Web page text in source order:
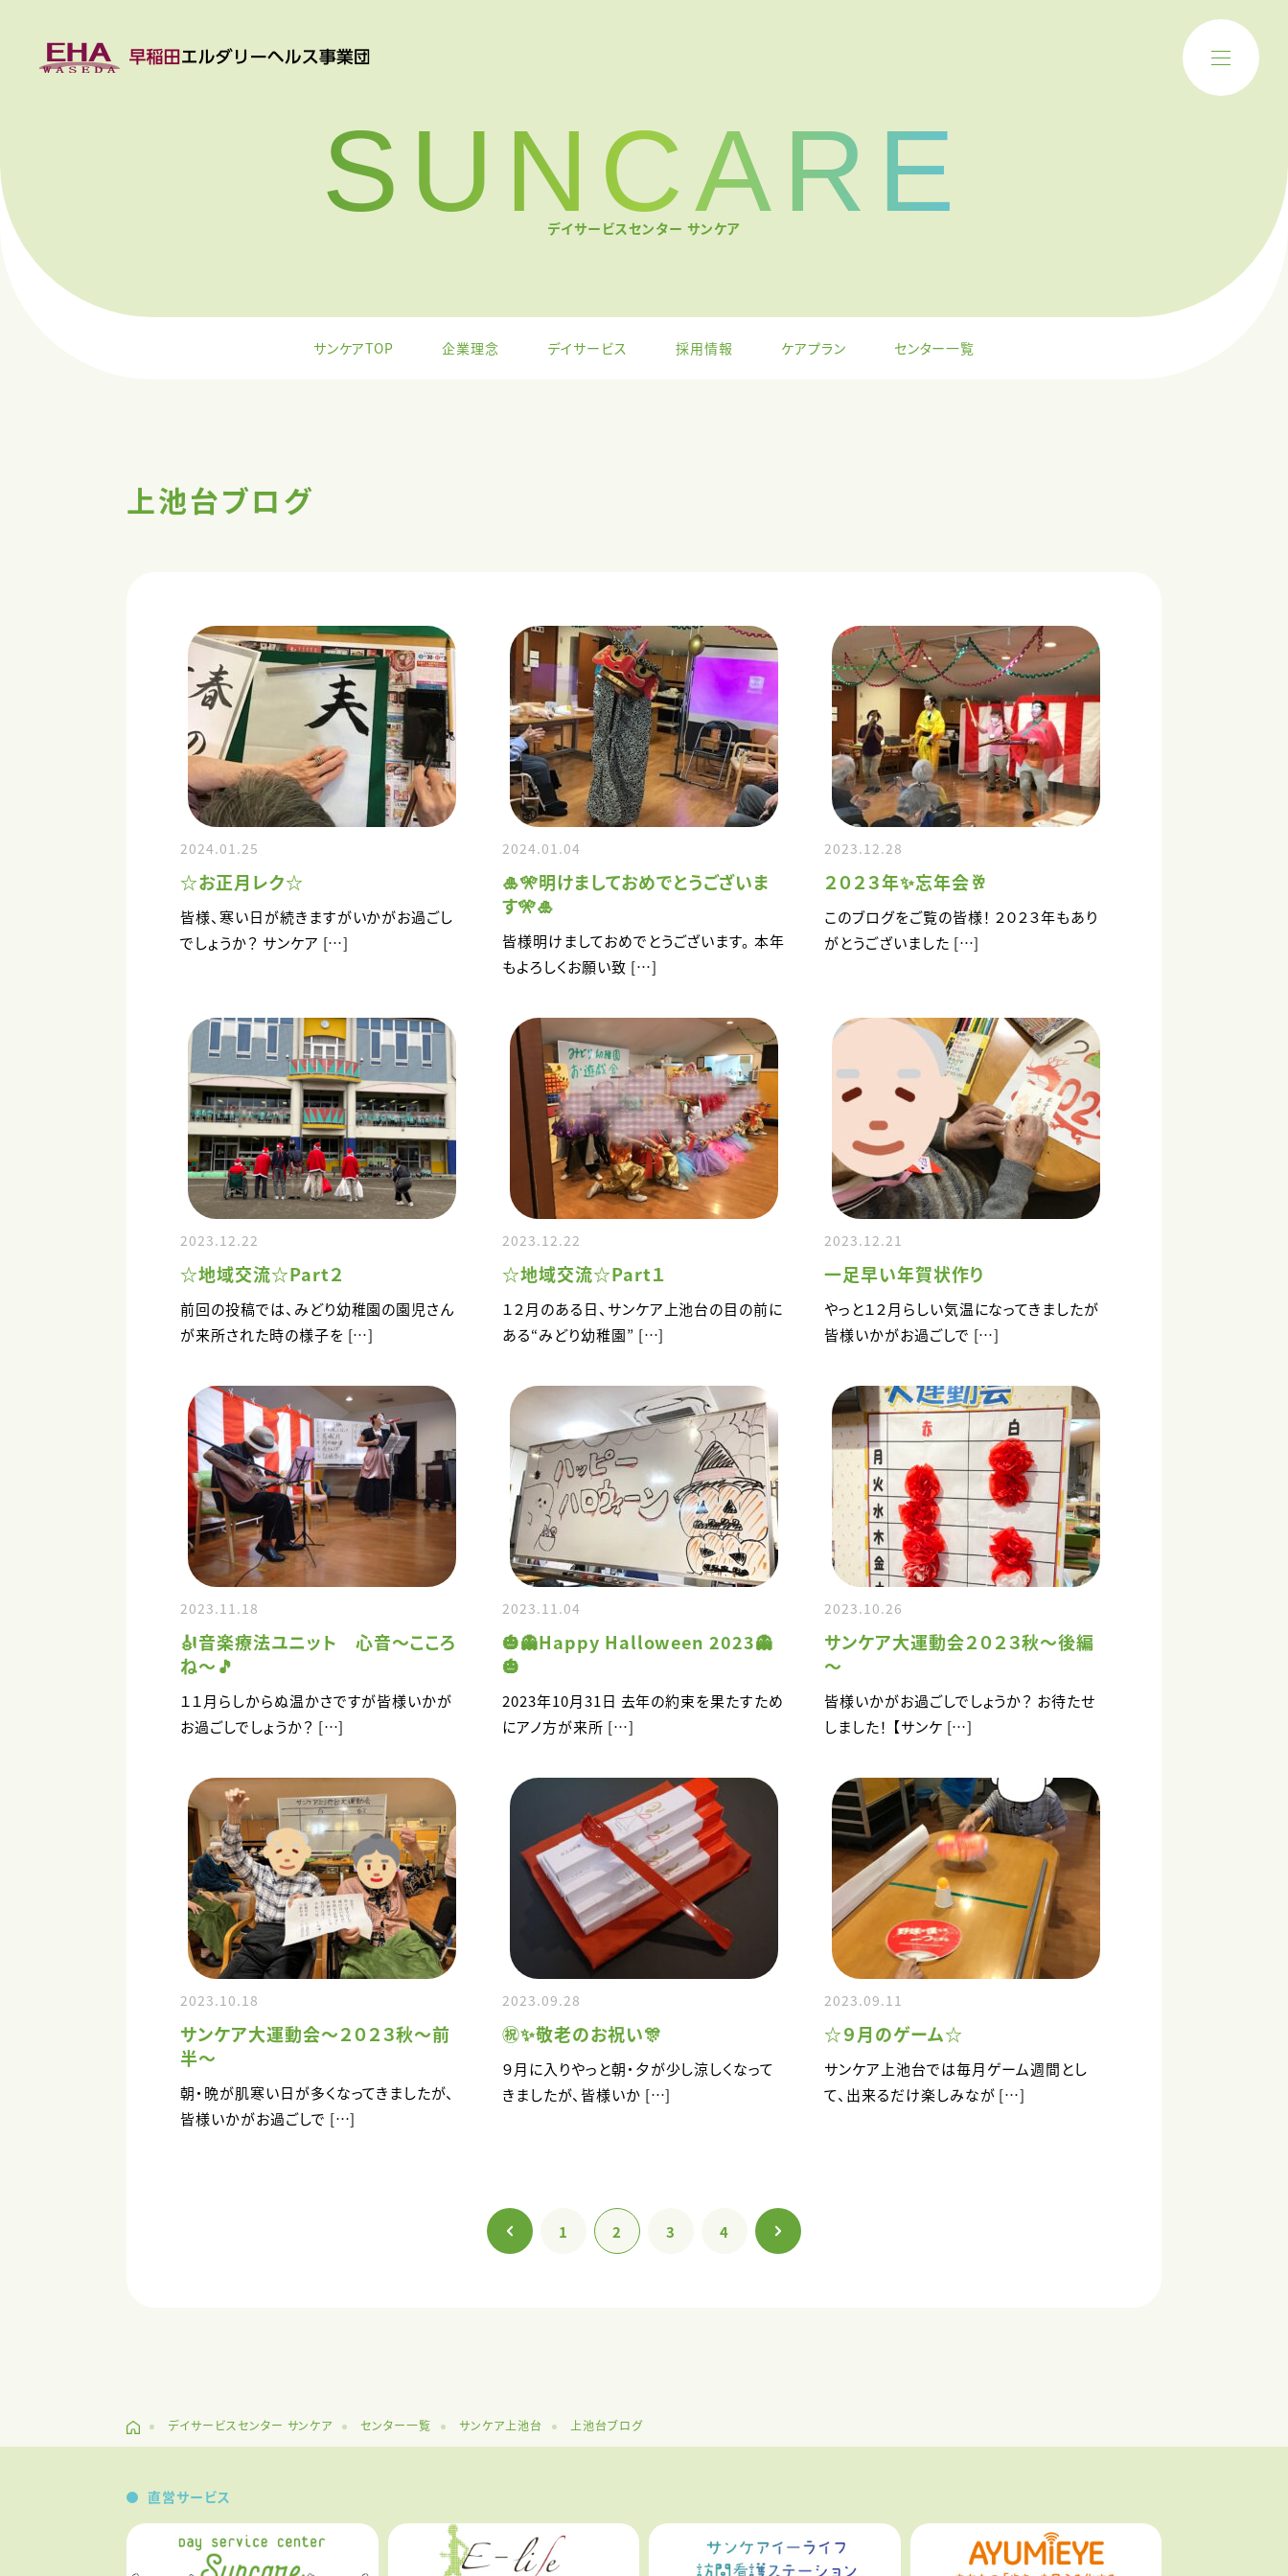
SUNCARE
デイサービスセンター サンケア
サンケアTOP 企業理念 デイサービス 採用情報 ケアプラン センター一覧
上池台ブログ
2024.01.25
☆お正月レク☆
皆様、寒い日が続きますがいかがお過ごし
でしょうか？ サンケア […]
2024.01.04
🎍🎌明けましておめでとうございま
す🎌🎍
皆様明けましておめでとうございます。 本年
もよろしくお願い致 […]
2023.12.28
２０２３年✨忘年会🥂
このブログをご覧の皆様！ ２０２３年もあり
がとうございました […]
2023.12.22
☆地域交流☆Part２
前回の投稿では、みどり幼稚園の園児さん
が来所された時の様子を […]
2023.12.22
☆地域交流☆Part１
１２月のある日、サンケア上池台の目の前に
ある“みどり幼稚園” […]
2023.12.21
一足早い年賀状作り
やっと１２月らしい気温になってきましたが
皆様いかがお過ごしで […]
2023.11.18
🎻音楽療法ユニット 心音～こころ
ね～🎵
１１月らしからぬ温かさですが皆様いかが
お過ごしでしょうか？ […]
2023.11.04
🎃👻Happy Halloween 2023👻
🎃
2023年10月31日 去年の約束を果たすため
にアノ方が来所 […]
2023.10.26
サンケア大運動会２０２３秋～後編
～
皆様いかがお過ごしでしょうか？ お待たせ
しました！ 【サンケ […]
2023.10.18
サンケア大運動会～２０２３秋～前
半～
朝・晩が肌寒い日が多くなってきましたが、
皆様いかがお過ごしで […]
2023.09.28
㊗️✨敬老のお祝い🎊
９月に入りやっと朝・夕が少し涼しくなって
きましたが、皆様いか […]
2023.09.11
☆９月のゲーム☆
サンケア上池台では毎月ゲーム週間とし
て、出来るだけ楽しみなが […]
1 2 3 4
デイサービスセンター サンケア センター一覧 サンケア上池台 上池台ブログ
直営サービス